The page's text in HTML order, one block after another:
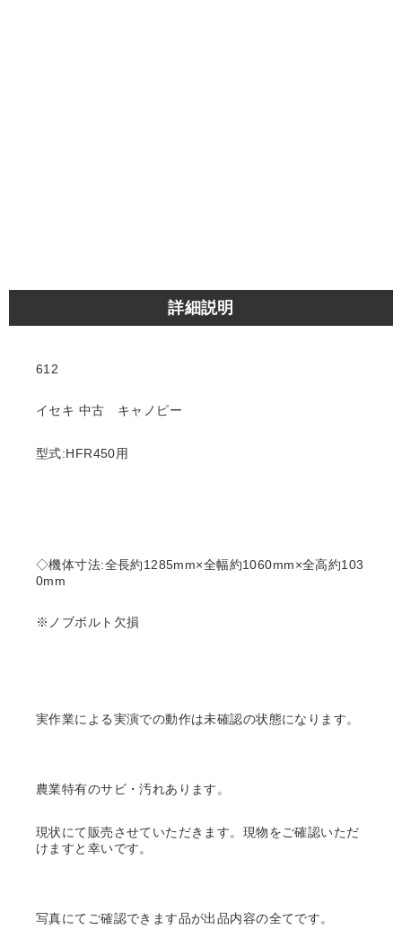
詳細説明
612
イセキ 中古 キャノピー
型式:HFR450用
◇機体寸法:全長約1285mm×全幅約1060mm×全高約103
0mm
※ノブボルト欠損
実作業による実演での動作は未確認の状態になります。
農業特有のサビ・汚れあります。
現状にて販売させていただきます。現物をご確認いただ
けますと幸いです。
写真にてご確認できます品が出品内容の全てです。